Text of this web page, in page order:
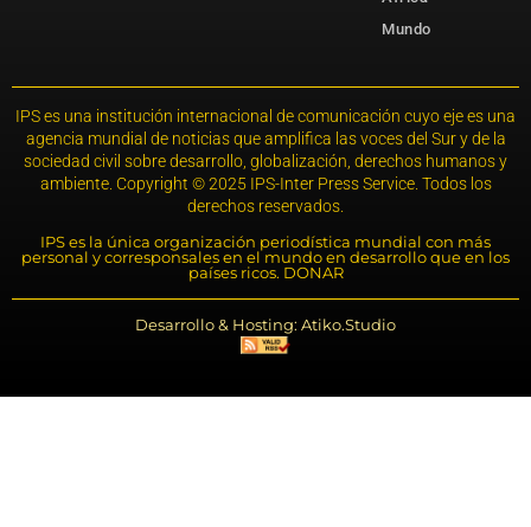
Mundo
IPS es una institución internacional de comunicación cuyo eje es una
agencia mundial de noticias que amplifica las voces del Sur y de la
sociedad civil sobre desarrollo, globalización, derechos humanos y
ambiente. Copyright © 2025 IPS-Inter Press Service. Todos los
derechos reservados.
IPS es la única organización periodística mundial con más
personal y corresponsales en el mundo en desarrollo que en los
países ricos. DONAR
Desarrollo & Hosting: Atiko.Studio